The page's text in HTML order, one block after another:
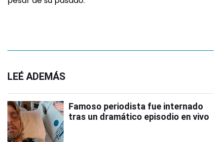
LEÉ ADEMÁS
Famoso periodista fue internado
tras un dramático episodio en vivo